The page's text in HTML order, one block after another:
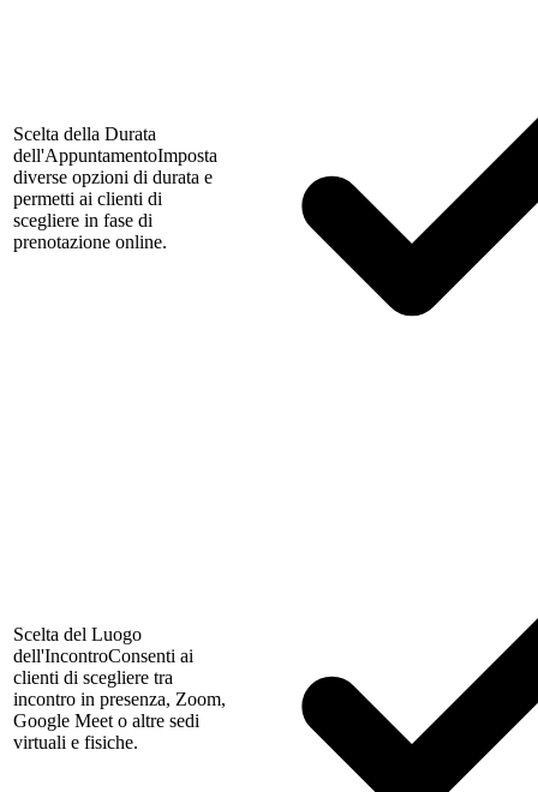
Scelta della Durata
dell'AppuntamentoImposta
diverse opzioni di durata e
permetti ai clienti di
scegliere in fase di
prenotazione online.
Scelta del Luogo
dell'IncontroConsenti ai
clienti di scegliere tra
incontro in presenza, Zoom,
Google Meet o altre sedi
virtuali e fisiche.